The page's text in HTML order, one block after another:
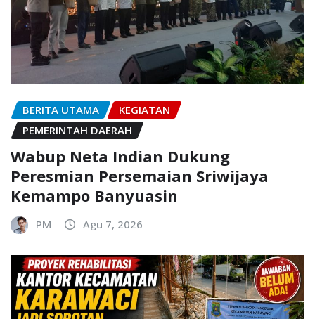
BERITA UTAMA
KEGIATAN
PEMERINTAH DAERAH
Wabup Neta Indian Dukung
Peresmian Persemaian Sriwijaya
Kemampo Banyuasin
PM Agu 7, 2026